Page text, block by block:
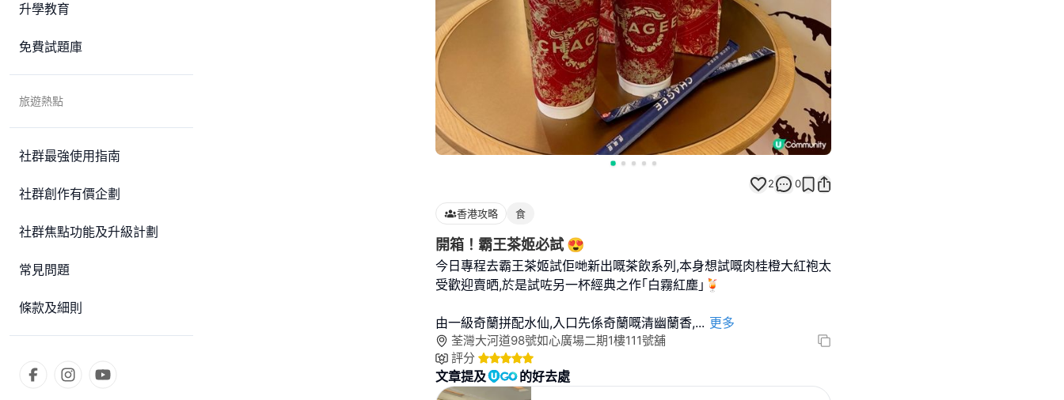
升學教育
免費試題庫
旅遊熱點
社群最強使用指南
社群創作有價企劃
社群焦點功能及升級計劃
常見問題
條款及細則
2 0
香港攻略 食
開箱！霸王茶姬必試 😍
今日專程去霸王茶姬試佢哋新出嘅茶飲系列,本身想試嘅肉桂橙大紅袍太
受歡迎賣晒,於是試咗另一杯經典之作｢白霧紅塵｣🍹
由一級奇蘭拼配水仙,入口先係奇蘭嘅清幽蘭香,... 更多
荃灣大河道98號如心廣場二期1樓111號舖
評分
文章提及 的好去處